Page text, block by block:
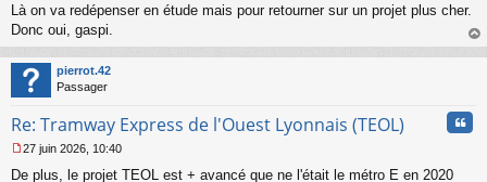
e
n
o
n
l
u
Là on va redépenser en étude mais pour retourner sur un projet plus cher.
Donc oui, gaspi.
au
pierrot.42
Passager
Re: Tramway Express de l'Ouest Lyonnais (TEOL)
e
27 juin 2026, 10:40
De plus, le projet TEOL est + avancé que ne l'était le métro E en 2020